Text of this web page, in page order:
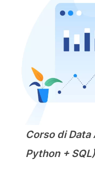
Corso di
Python + SQL)